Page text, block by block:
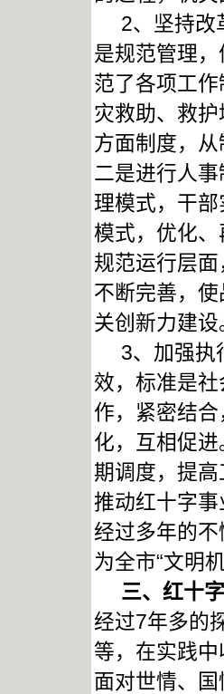
2、坚持改
是规范管理
范了各项工
灾救助、救
方面制度，
二是进行人
理模式，干
模式，优化
规范运行层
不断完善，
关创新力建设
3、加强执
效，标准是
作，紧密结
化，互相促
期调度，提
推动红十字事
经过多年的不
为全市“文明
三、红十
经过7年多的
等，在实践
面对世情、